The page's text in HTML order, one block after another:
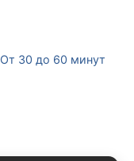
От 30 до 60 минут